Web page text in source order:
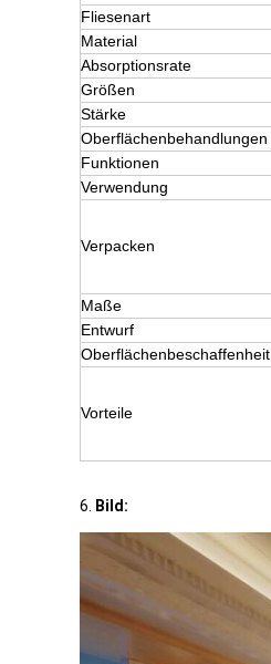
Fliesenart
Material
Absorptionsrate
Größen
Stärke
Oberflächenbehandlungen
Funktionen
Verwendung
Verpacken
Maße
Entwurf
Oberflächenbeschaffenheit
Vorteile
6. Bild: